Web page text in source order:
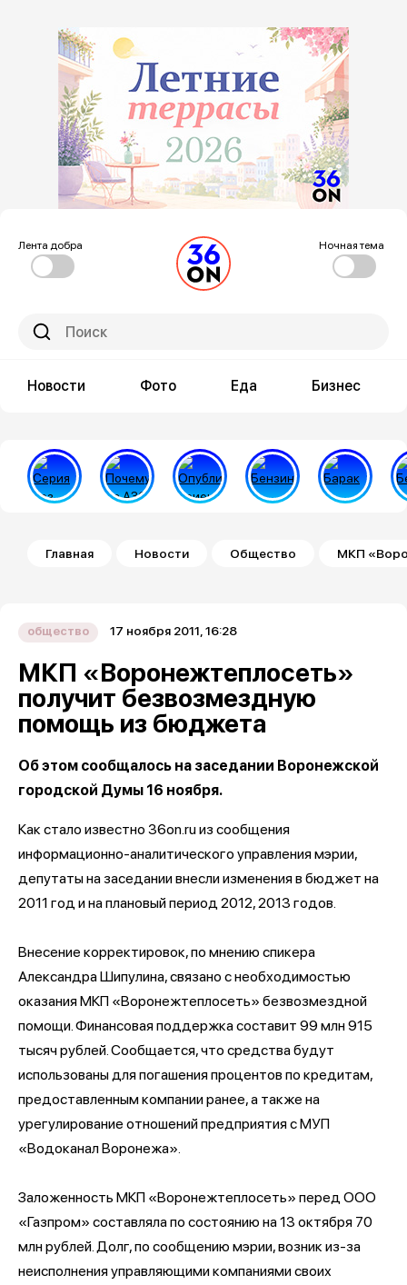
Лента добра Ночная тема
Новости Фото Еда Бизнес
Строка навигации
Главная Новости Общество МКП
общество 17 ноября 2011, 16:28
МКП «Воронежтеплосеть»
получит безвозмездную
помощь из бюджета
Об этом сообщалось на заседании Воронежской
городской Думы 16 ноября.
Как стало известно 36on.ru из сообщения
информационно-аналитического управления мэрии,
депутаты на заседании внесли изменения в бюджет на
2011 год и на плановый период 2012, 2013 годов.
Внесение корректировок, по мнению спикера
Александра Шипулина, связано с необходимостью
оказания МКП «Воронежтеплосеть» безвозмездной
помощи. Финансовая поддержка составит 99 млн 915
тысяч рублей. Сообщается, что средства будут
использованы для погашения процентов по кредитам,
предоставленным компании ранее, а также на
урегулирование отношений предприятия с МУП
«Водоканал Воронежа».
Заложенность МКП «Воронежтеплосеть» перед ООО
«Газпром» составляла по состоянию на 13 октября 70
млн рублей. Долг, по сообщению мэрии, возник из-за
неисполнения управляющими компаниями своих